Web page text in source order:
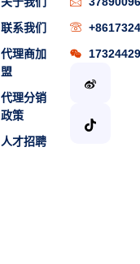
联系我们
代理商加
盟
代理分销
政策
人才招聘